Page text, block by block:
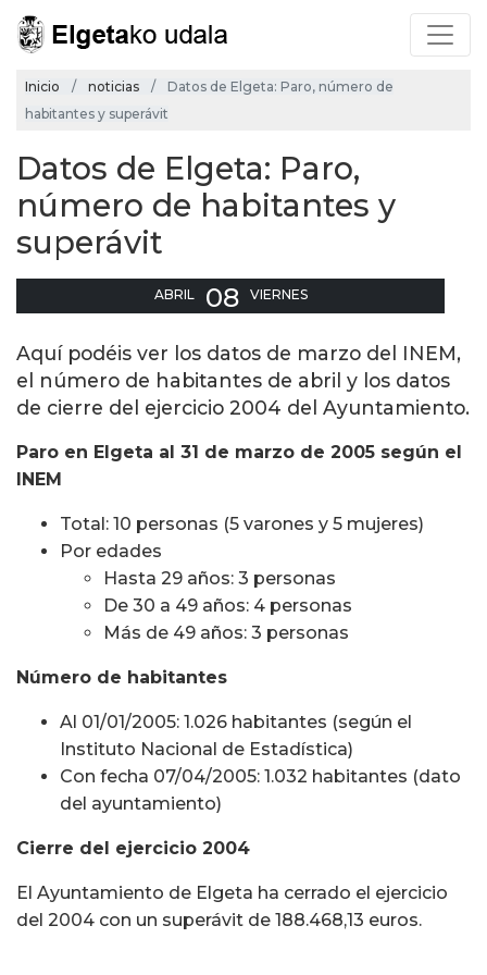
Inicio noticias
Datos de Elgeta: Paro, número de
habitantes y superávit
Datos de Elgeta: Paro,
número de habitantes y
superávit
ABRIL 08 VIERNES
Aquí podéis ver los datos de marzo del INEM,
el número de habitantes de abril y los datos
de cierre del ejercicio 2004 del Ayuntamiento.
Paro en Elgeta al 31 de marzo de 2005 según el
INEM
Total: 10 personas (5 varones y 5 mujeres)
Por edades
Hasta 29 años: 3 personas
De 30 a 49 años: 4 personas
Más de 49 años: 3 personas
Número de habitantes
Al 01/01/2005: 1.026 habitantes (según el
Instituto Nacional de Estadística)
Con fecha 07/04/2005: 1.032 habitantes (dato
del ayuntamiento)
Cierre del ejercicio 2004
El Ayuntamiento de Elgeta ha cerrado el ejercicio
del 2004 con un superávit de 188.468,13 euros.